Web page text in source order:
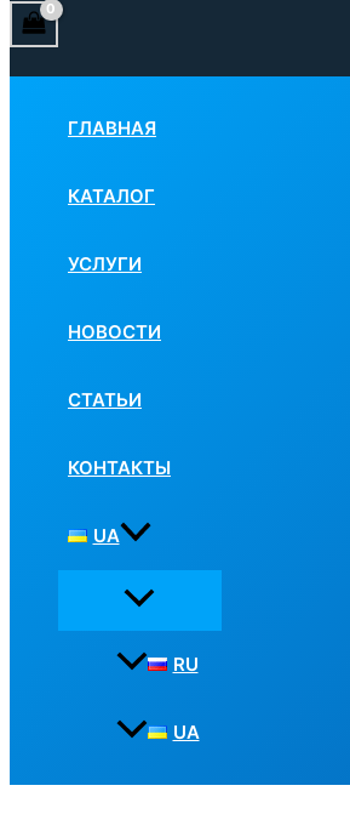
ГЛАВНАЯ
КАТАЛОГ
УСЛУГИ
НОВОСТИ
СТАТЬИ
КОНТАКТЫ
UA
RU
UA